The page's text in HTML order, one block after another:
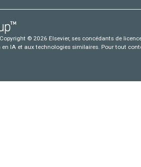
© 2026 Elsevier, ses concédants de
IA et aux technologies similaires. Pour tout